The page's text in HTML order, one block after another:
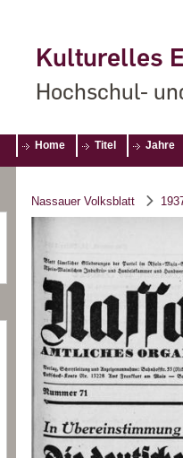
Kulturelles
Hochschul-
Home Titel Jahre
Nassauer Volksblatt